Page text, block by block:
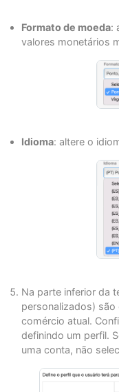
Formato de moeda:
valores monetários
Idioma: altere o
Na parte inferior da
personalizados)
comércio atual.
definindo um perfil.
uma conta, não